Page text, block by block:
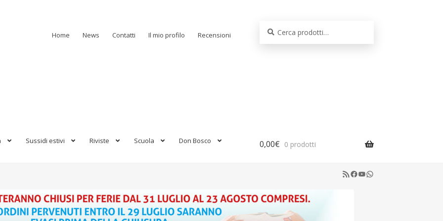
Home News Contatti Il mio profilo Recensioni
Sussidi estivi Riviste Scuola Don Bosco 0,00€ 0 prodotti
RSS Feed
Facebook
YouTube
WhatsApp